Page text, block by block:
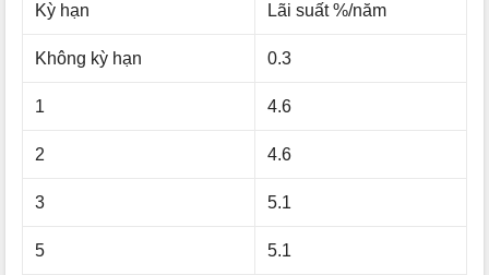
Kỳ hạn Lãi suất %/năm
Không kỳ hạn 0.3
1 4.6
2 4.6
3 5.1
5 5.1